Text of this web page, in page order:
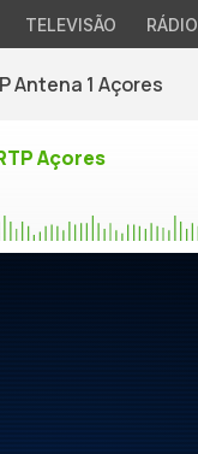
TELEVISÃO RÁDIO
Antena 1 Açores
Açores